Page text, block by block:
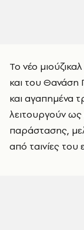
Το νέο
και του Θανάση
και αγαπημένα
λειτουργούν
παράστασης,
από ταινίες